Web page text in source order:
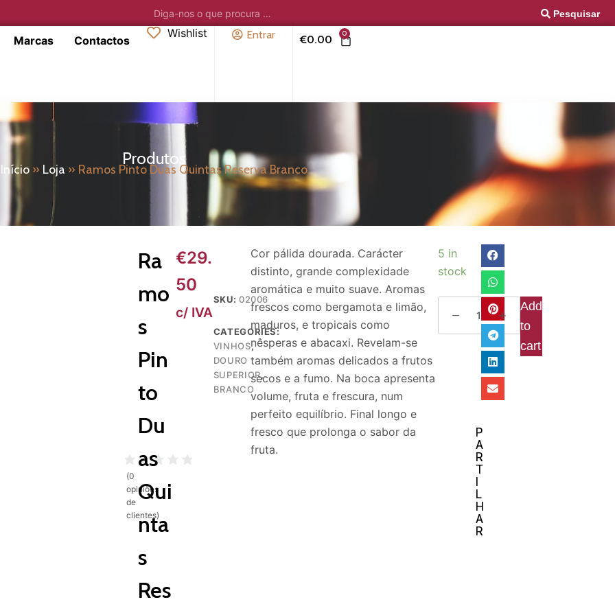
Pesquisar
Marcas Contactos
Wishlist Entrar €0.00 0
Produtos
Início» Loja » Ramos Pinto Duas Quintas Reserva Branco
(0
opiniões
de
clientes)
Ra
mo
s
Pin
to
Du
as
Qui
nta
s
Res
€29.
50
c/ IVA
SKU: 02006
CATEGORIES:
VINHOS,
DOURO
SUPERIOR,
BRANCO
Cor pálida dourada. Carácter
distinto, grande complexidade
aromática e muito suave. Aromas
frescos como bergamota e limão,
maduros, e tropicais como
nêsperas e abacaxi. Revelam-se
também aromas delicados a frutos
secos e a fumo. Na boca apresenta
volume, fruta e frescura, num
perfeito equilíbrio. Final longo e
fresco que prolonga o sabor da
fruta.
5 in
stock
Add
to
cart
P
A
R
T
I
L
H
A
R